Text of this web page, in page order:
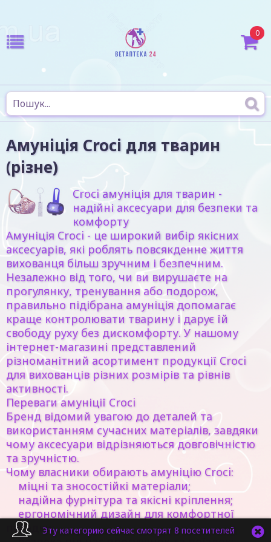
0
Амуніція Croci для тварин
(різне)
Croci амуніція для тварин -
надійні аксесуари для безпеки та
комфорту
Амуніція Croci - це широкий вибір якісних
аксесуарів, які роблять повсякденне життя
вихованця більш зручним і безпечним.
Незалежно від того, чи ви вирушаєте на
прогулянку, тренування або подорож,
правильно підібрана амуніція допомагає
краще контролювати тварину і дарує їй
свободу руху без дискомфорту. У нашому
інтернет-магазині представлений
різноманітний асортимент продукції Croci
для вихованців різних розмірів та рівнів
активності.
Переваги амуніції Croci
Бренд відомий увагою до деталей та
використанням сучасних матеріалів, завдяки
чому аксесуари відрізняються довговічністю
та зручністю.
Чому власники обирають амуніцію Croci:
міцні та зносостійкі матеріали;
надійна фурнітура та якісні кріплення;
ергономічний дизайн для комфортної
посадки;Эту категорию сейчас смотрят 8 посетителей